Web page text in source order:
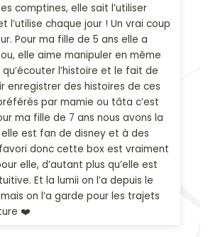
comptines, elle sait l’utiliser
l’utilise chaque jour ! Un vrai coup
Pour ma fille de 5 ans elle a
elle aime manipuler en même
l’histoire et le fait de
enregistrer des histoires de ces
par mamie ou tâta c’est
ma fille de 7 ans nous avons la
est fan de disney et à des
donc cette box est vraiment
elle, d’autant plus qu’elle est
Et la lumii on l’a depuis le
on l’a garde pour les trajets
❤️